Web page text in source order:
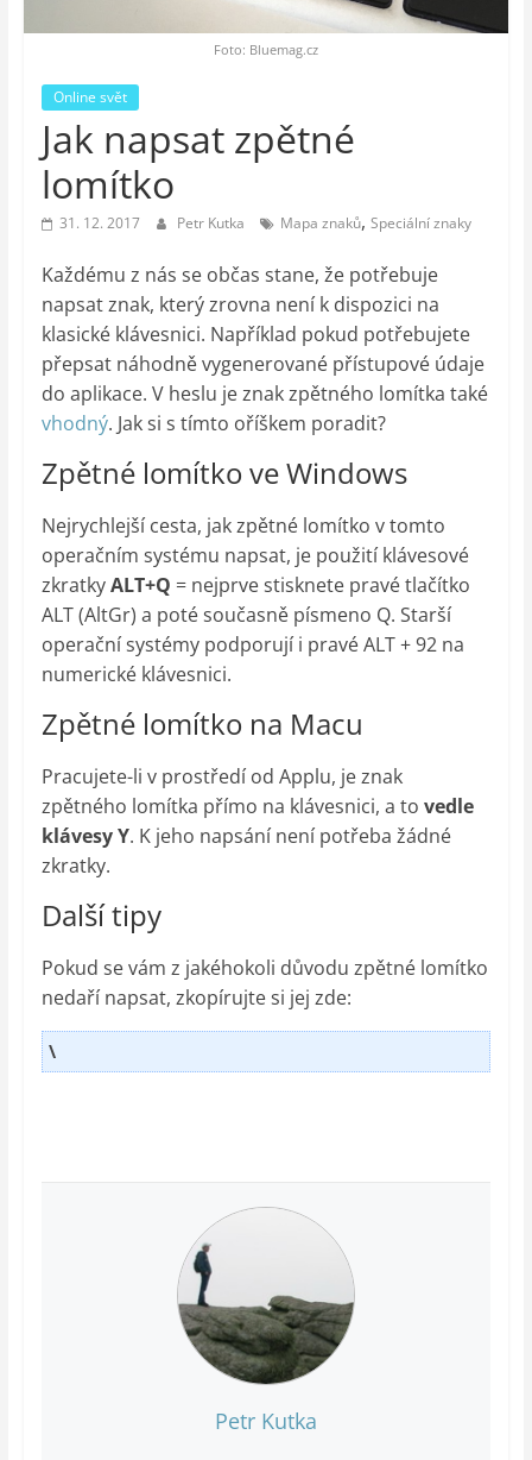
moto,
Foto: Bluemag.cz
Online svět
Jak napsat zpětné
lomítko
31. 12. 2017 Petr Kutka Mapa znaků, Speciální znaky
Každému z nás se občas stane, že potřebuje
napsat znak, který zrovna není k dispozici na
klasické klávesnici. Například pokud potřebujete
přepsat náhodně vygenerované přístupové údaje
do aplikace. V heslu je znak zpětného lomítka také
vhodný. Jak si s tímto oříškem poradit?
Zpětné lomítko ve Windows
Nejrychlejší cesta, jak zpětné lomítko v tomto
operačním systému napsat, je použití klávesové
zkratkyALT+Q = nejprve stisknete pravé tlačítko
ALT (AltGr) a poté současně písmeno Q. Starší
operační systémy podporují i pravé ALT + 92 na
numerické klávesnici.
Zpětné lomítko na Macu
Pracujete-li v prostředí od Applu, je znak
zpětného lomítka přímo na klávesnici, a to vedle
klávesy Y. K jeho napsání není potřeba žádné
zkratky.
Další tipy
Pokud se vám z jakéhokoli důvodu zpětné lomítko
nedaří napsat, zkopírujte si jej zde:
\
Petr Kutka